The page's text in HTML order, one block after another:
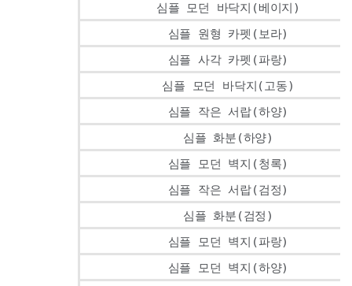
심플 모던 바닥지(베이지)
심플 원형 카펫(보라)
심플 사각 카펫(파랑)
심플 모던 바닥지(고동)
심플 작은 서랍(하양)
심플 화분(하양)
심플 모던 벽지(청록)
심플 작은 서랍(검정)
심플 화분(검정)
심플 모던 벽지(파랑)
심플 모던 벽지(하양)